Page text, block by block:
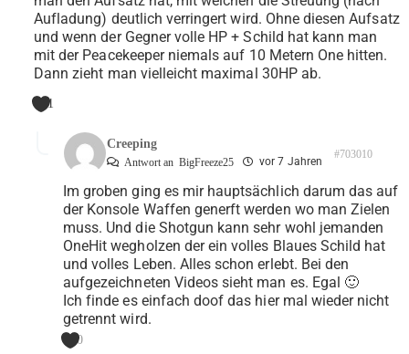
Aufladung) deutlich verringert wird. Ohne diesen Aufsatz
und wenn der Gegner volle HP + Schild hat kann man
mit der Peacekeeper niemals auf 10 Metern One hitten.
Dann zieht man vielleicht maximal 30HP ab.
1
Creeping
Antwort an BigFreeze25 vor 7 Jahren
#703010
Im groben ging es mir hauptsächlich darum das auf
der Konsole Waffen generft werden wo man Zielen
muss. Und die Shotgun kann sehr wohl jemanden
OneHit wegholzen der ein volles Blaues Schild hat
und volles Leben. Alles schon erlebt. Bei den
aufgezeichneten Videos sieht man es. Egal 🙂
Ich finde es einfach doof das hier mal wieder nicht
getrennt wird.
0